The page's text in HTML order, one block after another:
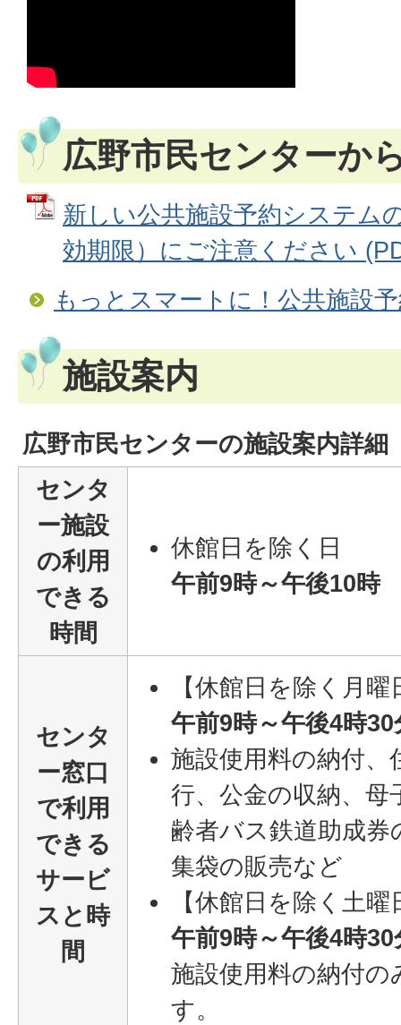
広野市民センターか
新しい公共施設予約システム
効期限）にご注意ください
もっとスマートに！公共施設
施設案内
広野市民センターの施設案内詳細
センタ
ー施設
の利用
できる
時間
休館日を除く日
午前9時～午後10時
センタ
ー窓口
で利用
できる
サービ
スと時
間
【休館日を除く月
午前9時～午後4時
施設使用料の納付、
行、公金の収納、母
齢者バス鉄道助成
集袋の販売など
【休館日を除く土
午前9時～午後4時
施設使用料の納付
す。